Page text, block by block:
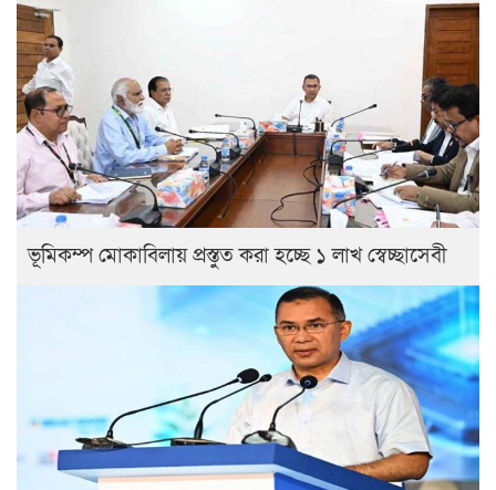
ভূমিকম্প মোকাবিলায় প্রস্তুত করা হচ্ছে ১ লাখ স্বেচ্ছাসেবী